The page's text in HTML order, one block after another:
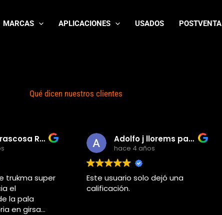
MARCAS APLICACIONES USADOS POSTVENTA
Qué dicen nuestros clientes
Rafa Carrascosa Rodriguez
trukma super
el
la pala
en girsa
Adolfo j llorems pastor
hace 4 años
Este usuario solo dejó una
calificación.